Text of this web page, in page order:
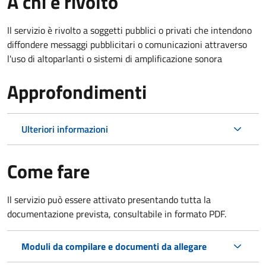
Il servizio è rivolto a soggetti pubblici o privati che intendono
diffondere messaggi pubblicitari o comunicazioni attraverso
l'uso di altoparlanti o sistemi di amplificazione sonora
Approfondimenti
Ulteriori informazioni
Come fare
Il servizio può essere attivato presentando tutta la
documentazione prevista, consultabile in formato PDF.
Moduli da compilare e documenti da allegare